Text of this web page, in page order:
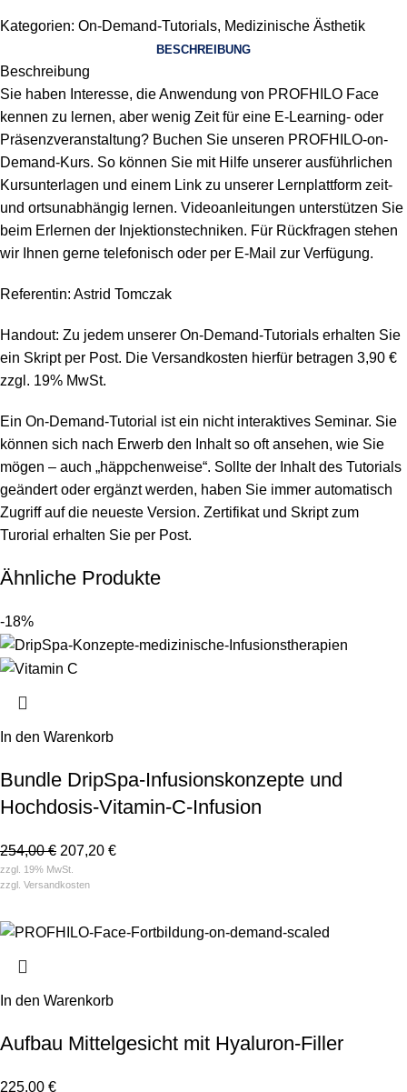
Kategorien: On-Demand-Tutorials, Medizinische Ästhetik
BESCHREIBUNG
Beschreibung
Sie haben Interesse, die Anwendung von PROFHILO Face
kennen zu lernen, aber wenig Zeit für eine E-Learning- oder
Präsenzveranstaltung? Buchen Sie unseren PROFHILO-on-
Demand-Kurs. So können Sie mit Hilfe unserer ausführlichen
Kursunterlagen und einem Link zu unserer Lernplattform zeit-
und ortsunabhängig lernen. Videoanleitungen unterstützen Sie
beim Erlernen der Injektionstechniken. Für Rückfragen stehen
wir Ihnen gerne telefonisch oder per E-Mail zur Verfügung.
Referentin: Astrid Tomczak
Handout: Zu jedem unserer On-Demand-Tutorials erhalten Sie
ein Skript per Post. Die Versandkosten hierfür betragen 3,90 €
zzgl. 19% MwSt.
Ein On-Demand-Tutorial ist ein nicht interaktives Seminar. Sie
können sich nach Erwerb den Inhalt so oft ansehen, wie Sie
mögen – auch „häppchenweise“. Sollte der Inhalt des Tutorials
geändert oder ergänzt werden, haben Sie immer automatisch
Zugriff auf die neueste Version. Zertifikat und Skript zum
Turorial erhalten Sie per Post.
Ähnliche Produkte
-18%
In den Warenkorb
Bundle DripSpa-Infusionskonzepte und
Hochdosis-Vitamin-C-Infusion
254,00€ 207,20 €
zzgl. 19% MwSt.
zzgl. Versandkosten
In den Warenkorb
Aufbau Mittelgesicht mit Hyaluron-Filler
225,00 €